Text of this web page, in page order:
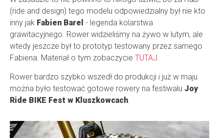
(ride and design) tego modelu odpowiedzialny był nie kto
inny jak Fabien Barel - legenda kolarstwa
grawitacyjnego. Rower widzieliśmy na żywo w lutym, ale
wtedy jeszcze był to prototyp testowany przez samego
Fabiena. Materiał o tym zobaczycie TUTAJ.
Rower bardzo szybko wszedł do produkcji i już w maju
można było testować gotowe rowery na festiwalu Joy
Ride BIKE Fest w Kluszkowcach.